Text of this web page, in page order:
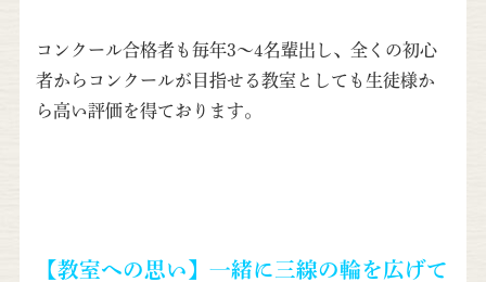
コンクール合格者も毎年3～4名輩出し、全くの初心
者からコンクールが目指せる教室としても生徒様か
ら高い評価を得ております。
【教室への思い】一緒に三線の輪を広げて